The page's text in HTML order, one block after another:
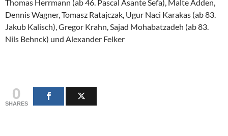
Thomas Herrmann (ab 46. Pascal Asante Sefa), Malte Adden,
Dennis Wagner, Tomasz Ratajczak, Ugur Naci Karakas (ab 83.
Jakub Kalisch), Gregor Krahn, Sajad Mohabatzadeh (ab 83.
Nils Behnck) und Alexander Felker
0
SHARES